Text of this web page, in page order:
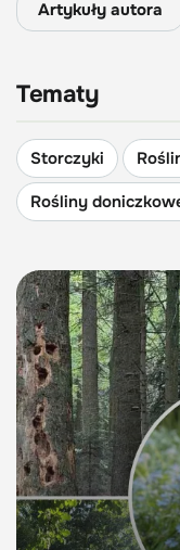
Artykuły autora
Tematy
Storczyki
Rośliny